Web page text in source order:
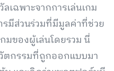
เฉพาะจากการเล่นเกม
รมีส่วนร่วมที่มีมูลค่าที่ช่วย
มของผู้เล่นโดยรวม นี่
ตกรรมที่ถูกออกแบบมา